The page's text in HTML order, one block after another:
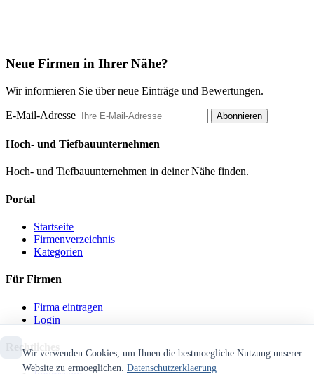
Neue Firmen in Ihrer Nähe?
Wir informieren Sie über neue Einträge und Bewertungen.
E-Mail-Adresse Abonnieren
Hoch- und Tiefbauunternehmen
Hoch- und Tiefbauunternehmen in deiner Nähe finden.
Portal
Startseite
Firmenverzeichnis
Kategorien
Für Firmen
Firma eintragen
Login
Rechtliches
Wir verwenden Cookies, um Ihnen die bestmoegliche Nutzung unserer
Website zu ermoeglichen. Datenschutzerklaerung